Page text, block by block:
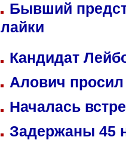
Бывший
лайки
Кандидат
Алович просил
Началась
Задержаны 45